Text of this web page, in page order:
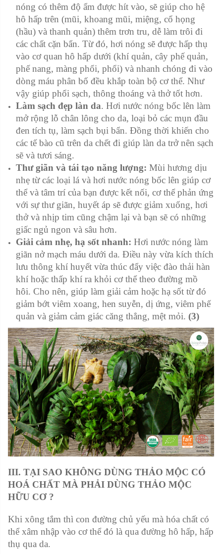
nóng có thêm độ ẩm được hít vào, sẽ giúp cho hệ
hô hấp trên (mũi, khoang mũi, miệng, cổ họng
(hầu) và thanh quản) thêm trơn tru, dễ làm trôi đi
các chất cặn bẩn. Từ đó, hơi nóng sẽ được hấp thụ
vào cơ quan hô hấp dưới (khí quản, cây phế quản,
phế nang, màng phổi, phổi) và nhanh chóng đi vào
dòng máu phân bố đều khắp toàn bộ cơ thể. Như
vậy giúp phổi sạch, thông thoáng và thở tốt hơn.
Làm sạch đẹp làn da. Hơi nước nóng bốc lên làm
mở rộng lỗ chân lông cho da, loại bỏ các mụn đầu
đen tích tụ, làm sạch bụi bẩn. Đồng thời khiến cho
các tế bào cũ trên da chết đi giúp làn da trở nên sạch
sẽ và tươi sáng.
Thư giãn và tái tạo năng lượng: Mùi hương dịu
nhẹ từ các loại lá và hơi nước nóng bốc lên giúp cơ
thể và tâm trí của bạn được kết nối, cơ thể phản ứng
với sự thư giãn, huyết áp sẽ được giảm xuống, hơi
thở và nhịp tim cũng chậm lại và bạn sẽ có những
giấc ngủ ngon và sâu hơn.
Giải cảm nhẹ, hạ sốt nhanh: Hơi nước nóng làm
giãn nở mạch máu dưới da. Điều này vừa kích thích
lưu thông khí huyết vừa thúc đẩy việc đào thải hàn
khí hoặc thấp khí ra khỏi cơ thể theo đường mồ
hôi. Cho nên, giúp làm giải cảm hoặc hạ sốt từ đó
giảm bớt viêm xoang, hen suyễn, dị ứng, viêm phế
quản và giảm cảm giác căng thẳng, mệt mỏi. (3)
III. TẠI SAO KHÔNG DÙNG THẢO MỘC CÓ
HOÁ CHẤT MÀ PHẢI DÙNG THẢO MỘC
HỮU CƠ ?
Khi xông tắm thì con đường chủ yếu mà hóa chất có
thể xâm nhập vào cơ thể đó là qua đường hô hấp, hấp
thụ qua da.